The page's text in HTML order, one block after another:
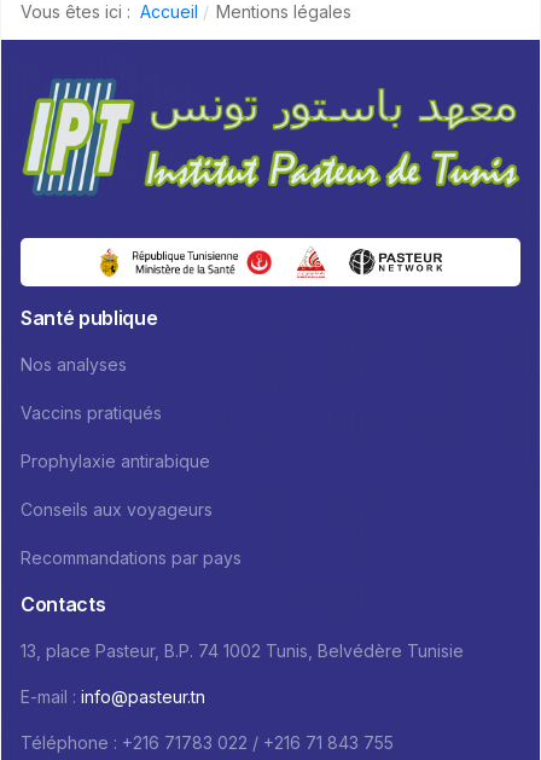
Vous êtes ici : Accueil Mentions légales
Santé publique
Nos analyses
Vaccins pratiqués
Prophylaxie antirabique
Conseils aux voyageurs
Recommandations par pays
Contacts
13, place Pasteur, B.P. 74 1002 Tunis, Belvédère Tunisie
E-mail : info@pasteur.tn
Téléphone : +216 71783 022 / +216 71 843 755